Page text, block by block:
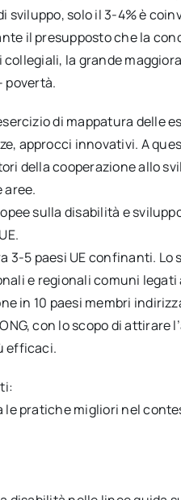
sviluppo, solo il 3-4% è
il presupposto che la
la grande
povertà.
di mappatura delle
approcci innovativi. A
della cooperazione allo
aree.
sulla disabilità e
5 paesi UE confinanti. Lo
e regionali comuni legati
in 10 paesi membri
con lo scopo di attirare
efficaci.
pratiche migliori nel